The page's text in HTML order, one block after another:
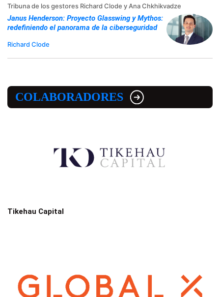
Tribuna de los gestores Richard Clode y Ana Chkhikvadze
Janus Henderson: Proyecto Glasswing y Mythos:
redefiniendo el panorama de la ciberseguridad
Richard Clode
COLABORADORES
Tikehau Capital